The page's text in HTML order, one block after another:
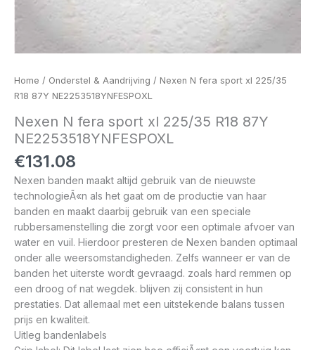
Home / Onderstel & Aandrijving / Nexen N fera sport xl 225/35
R18 87Y NE2253518YNFESPOXL
Nexen N fera sport xl 225/35 R18 87Y
NE2253518YNFESPOXL
€131.08
Nexen banden maakt altijd gebruik van de nieuwste
technologieÃ«n als het gaat om de productie van haar
banden en maakt daarbij gebruik van een speciale
rubbersamenstelling die zorgt voor een optimale afvoer van
water en vuil. Hierdoor presteren de Nexen banden optimaal
onder alle weersomstandigheden. Zelfs wanneer er van de
banden het uiterste wordt gevraagd. zoals hard remmen op
een droog of nat wegdek. blijven zij consistent in hun
prestaties. Dat allemaal met een uitstekende balans tussen
prijs en kwaliteit.
Uitleg bandenlabels